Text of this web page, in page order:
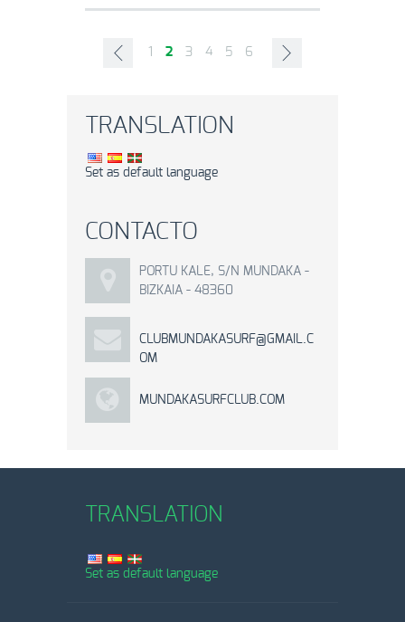
1 2 3 4 5 6
TRANSLATION
Set as default language
CONTACTO
PORTU KALE, S/N MUNDAKA -
BIZKAIA - 48360
CLUBMUNDAKASURF@GMAIL.C
OM
MUNDAKASURFCLUB.COM
TRANSLATION
Set as default language